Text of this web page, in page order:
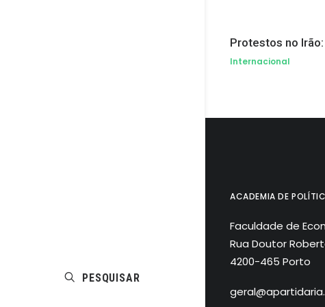
PESQUISAR
Protestos no
Internacional
ACADEMIA DE
Faculdade de
Rua Doutor
4200-465 Porto